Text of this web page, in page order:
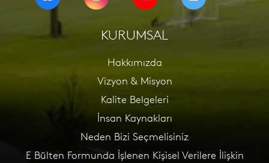
KURUMSAL
Hakkımızda
Vizyon & Misyon
Kalite Belgeleri
İnsan Kaynakları
Neden Bizi Seçmelisiniz
E Bülten Formunda İşlenen Kişisel Verilere İlişkin